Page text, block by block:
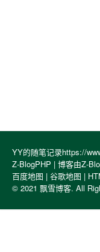
YY的随笔记录https://
Z-BlogPHP | 博客由Z-
百度地图 | 谷歌地图 |
© 2021 飘雪博客. All